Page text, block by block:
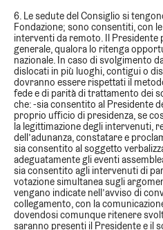
6. Le sedute del Consiglio si
Fondazione; sono consentiti, con
interventi da remoto. Il Presidente
generale, qualora lo ritenga
nazionale. In caso di svolgimento
dislocati in più luoghi, contigui o
dovranno essere rispettati il
fede e di parità di trattamento dei
che: -sia consentito al Presidente
proprio ufficio di presidenza, se
la legittimazione degli intervenuti,
dell’adunanza, constatare e
sia consentito al soggetto
adeguatamente gli eventi
sia consentito agli intervenuti di
votazione simultanea sugli
vengano indicate nell’avviso di
collegamento, con la
dovendosi comunque ritenere
saranno presenti il Presidente e il